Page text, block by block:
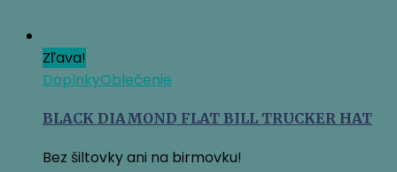
Zľava!
DoplnkyOblečenie
BLACK DIAMOND FLAT BILL TRUCKER HAT
Bez šiltovky ani na birmovku!